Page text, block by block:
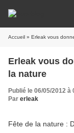
Accueil » Erleak vous
Erleak vous
la nature
Publié le 06/05/2012 à
Par erleak
Fête de la nature :